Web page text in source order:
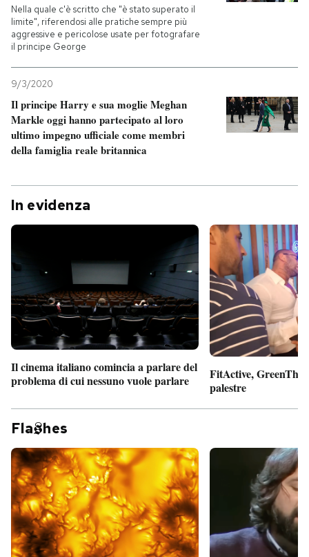
Nella quale c'è scritto che "è stato superato il
limite", riferendosi alle pratiche sempre più
aggressive e pericolose usate per fotografare
il principe George
9/3/2020
Il principe Harry e sua moglie Meghan
Markle oggi hanno partecipato al loro
ultimo impegno ufficiale come membri
della famiglia reale britannica
In evidenza
Il cinema italiano comincia a parlare del
problema di cui nessuno vuole parlare
FitActive,
palestre
Fla hes